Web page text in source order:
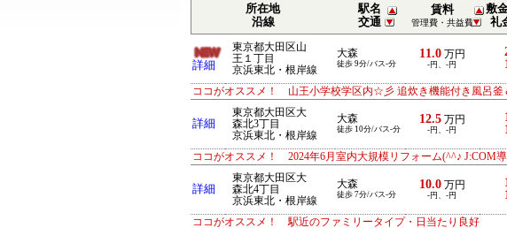
所在地
沿線
駅名
交通
賃料
管理費・共益費
敷
礼
詳細
東京都大田区山
王１丁目
京浜東北・根岸線
大森
徒歩 9分/バス-分
11.0万円
-円、-円
ココがオススメ！ 山王小学校学区内☆彡 追炊き機能付き風呂
詳細
東京都大田区大
森北3丁目
京浜東北・根岸線
大森
徒歩 10分/バス-分
12.5万円
-円、-円
ココがオススメ！ 2024年6月室内大規模リフォーム(^^♪ J:COM
詳細
東京都大田区大
森北4丁目
京浜東北・根岸線
大森
徒歩 7分/バス-分
10.0万円
-円、-円
ココがオススメ！ 駅近のファミリータイプ・日当たり良好